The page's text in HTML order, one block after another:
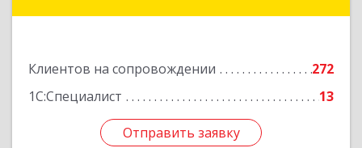
Клиентов на сопровождении
272
1С:Специалист
13
Отправить заявку
Отправить заявку